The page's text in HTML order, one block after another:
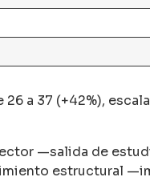
26 a 37 (+42%),
—salida de
estructural